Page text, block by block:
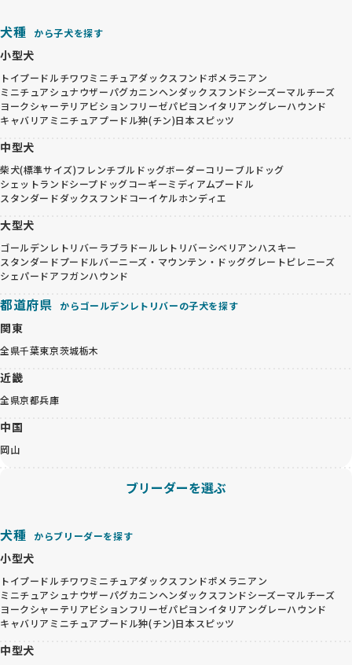
犬種 から子犬を探す
小型犬
トイプードルチワワミニチュアダックスフンドポメラニアン
ミニチュアシュナウザーパグカニンヘンダックスフンドシーズーマルチーズ
ヨークシャーテリアビションフリーゼパピヨンイタリアングレーハウンド
キャバリア ミニチュアプードル狆(チン)日本スピッツ
中型犬
柴犬(標準サイズ)フレンチブルドッグボーダーコリーブルドッグ
シェットランドシープドッグコーギーミディアムプードル
スタンダードダックスフンドコーイケルホンディエ
大型犬
ゴールデンレトリバー ラブラドールレトリバーシベリアンハスキー
スタンダードプードルバーニーズ・マウンテン・ドッググレートピレニーズ
シェパードアフガンハウンド
都道府県 からゴールデンレトリバーの子犬を探す
関東
全県千葉東京茨城栃木
近畿
全県京都兵庫
中国
岡山
ブリーダーを選ぶ
犬種 からブリーダーを探す
小型犬
トイプードルチワワミニチュアダックスフンドポメラニアン
ミニチュアシュナウザーパグカニンヘンダックスフンドシーズーマルチーズ
ヨークシャーテリアビションフリーゼパピヨンイタリアングレーハウンド
キャバリア ミニチュアプードル狆(チン)日本スピッツ
中型犬